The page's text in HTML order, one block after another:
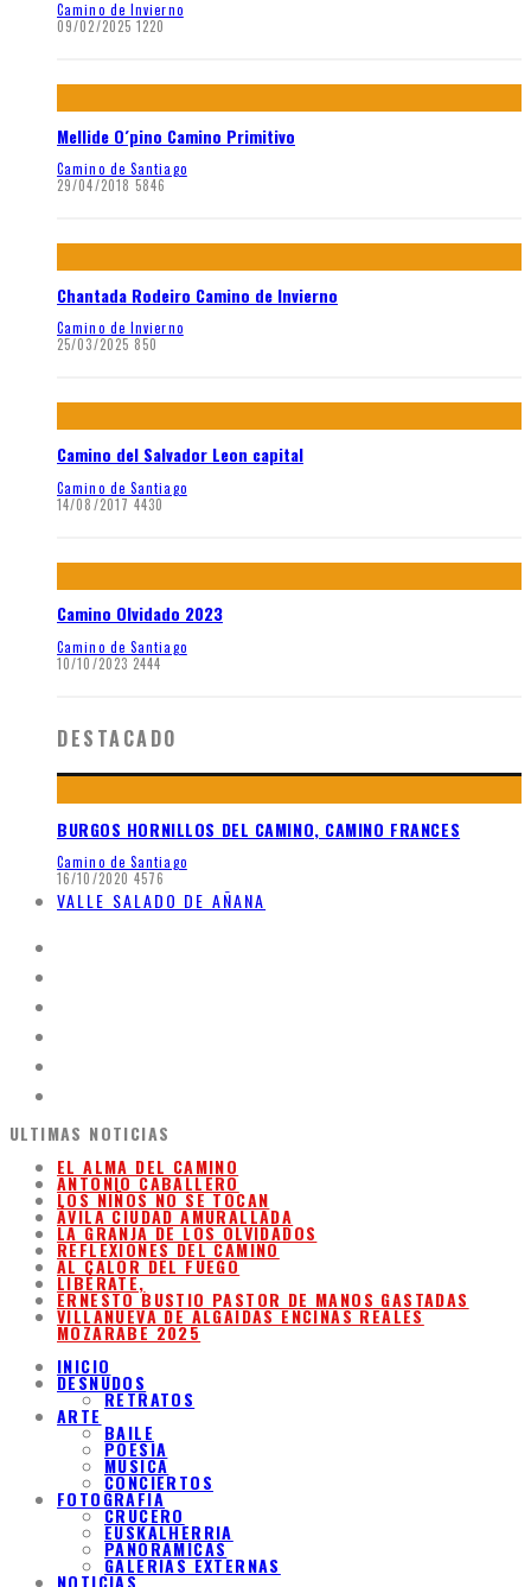
Camino de Invierno
09/02/2025 1220
Mellide O´pino Camino Primitivo
Camino de Santiago
29/04/2018 5846
Chantada Rodeiro Camino de Invierno
Camino de Invierno
25/03/2025 850
Camino del Salvador Leon capital
Camino de Santiago
14/08/2017 4430
Camino Olvidado 2023
Camino de Santiago
10/10/2023 2444
DESTACADO
BURGOS HORNILLOS DEL CAMINO, CAMINO FRANCES
Camino de Santiago
16/10/2020 4576
VALLE SALADO DE AÑANA
ULTIMAS NOTICIAS
EL ALMA DEL CAMINO
ANTONIO CABALLERO
LOS NIÑOS NO SE TOCAN
ÁVILA CIUDAD AMURALLADA
LA GRANJA DE LOS OLVIDADOS
REFLEXIONES DEL CAMINO
AL CALOR DEL FUEGO
LIBÉRATE,
ERNESTO BUSTIO PASTOR DE MANOS GASTADAS
VILLANUEVA DE ALGAIDAS ENCINAS REALES
MOZARABE 2025
INICIO
DESNUDOS
RETRATOS
ARTE
BAILE
POESIA
MUSICA
CONCIERTOS
FOTOGRAFIA
CRUCERO
EUSKALHERRIA
PANORAMICAS
GALERIAS EXTERNAS
NOTICIAS